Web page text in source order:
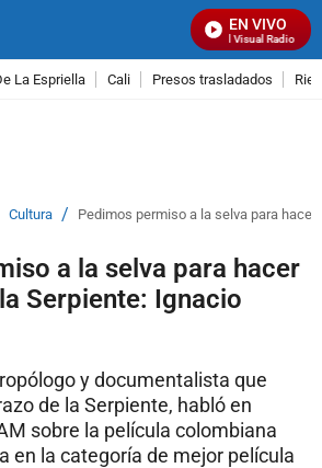
EN VIVO
Señal Visual Radio
La Espriella Cali Presos trasladados
Cultura / Pedimos permiso a la selva para
a la selva para hacer
Serpiente: Ignacio
y documentalista que
de la Serpiente, habló en
sobre la película colombiana
en la categoría de mejor película